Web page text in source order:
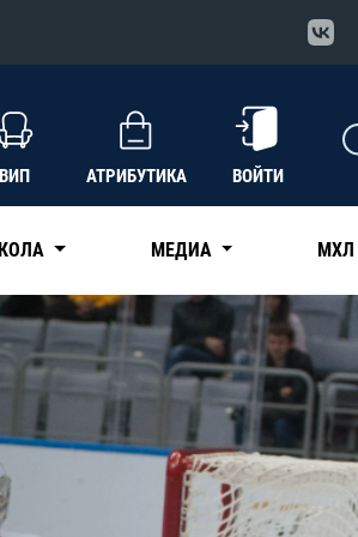
АТРИБУТИКА ВОЙТИ
МЕДИА МХЛ